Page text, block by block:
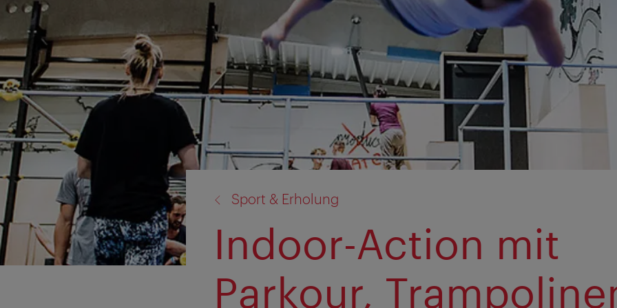
Sport & Erholung
Indoor-Action mit
Parkour,